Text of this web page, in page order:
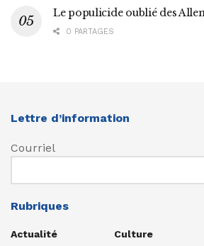
Le populicide oublié des
0 PARTAGES
Lettre d’information
Courriel
Rubriques
Actualité
Culture